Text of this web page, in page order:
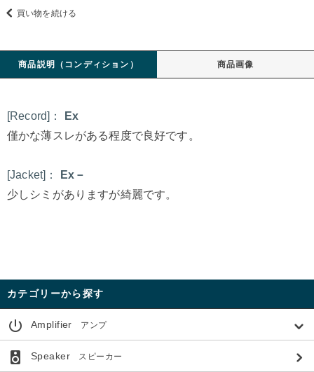
買い物を続ける
商品説明（コンディション） 商品画像
[Record]：
Ex
僅かな薄スレがある程度で良好です。
[Jacket]：
Ex－
少しシミがありますが綺麗です。
カテゴリーから探す
power_settings_new Amplifier アンプ
speaker Speakerスピーカー